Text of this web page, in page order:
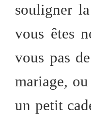
souligner
vous êtes
vous pas
mariage,
un petit